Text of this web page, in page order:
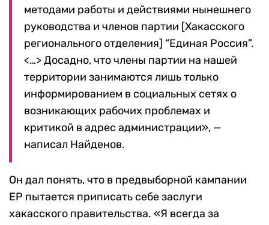
методами работы и действиями нынешнего
руководства и членов партии [Хакасского
регионального отделения] “Единая Россия”.
<…> Досадно, что члены партии на нашей
территории занимаются лишь только
информированием в социальных сетях о
возникающих рабочих проблемах и
критикой в адрес администрации», —
написал Найденов.
Он дал понять, что в предвыборной кампании
ЕР пытается приписать себе заслуги
хакасского правительства. «Я всегда за